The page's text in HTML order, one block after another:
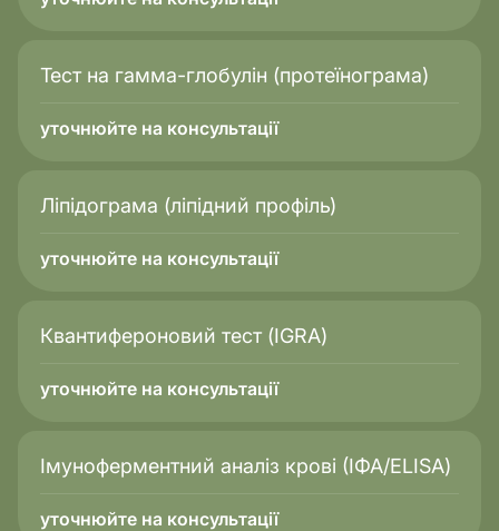
Тест на гамма-глобулін (протеїнограма)
уточнюйте на консультації
Ліпідограма (ліпідний профіль)
уточнюйте на консультації
Квантифероновий тест (IGRA)
уточнюйте на консультації
Імуноферментний аналіз крові (ІФА/ELISA)
уточнюйте на консультації